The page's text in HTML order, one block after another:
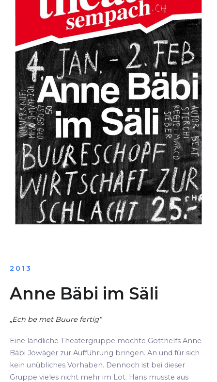
2013
Anne Bäbi im Säli
„Ech be met Buure fertig“
Eine ländliche Theatergruppe möchte Gotthelfs Anne
Bäbi Jowäger zur Aufführung bringen. An und für sich
kein unübliches Vorhaben. Dennoch ist bei dieser
Gruppe vieles nicht mehr im Lot. Hans musste aus